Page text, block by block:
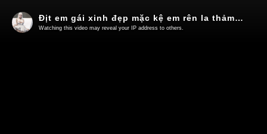
Địt em gái xinh đẹp mặc kệ em rên la thảm thiết cực ngon
Watching this video may reveal your IP address to others.